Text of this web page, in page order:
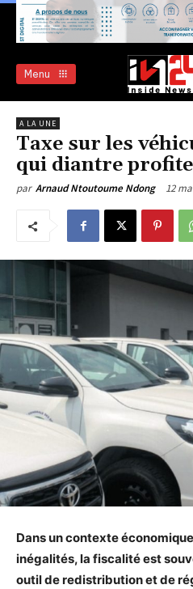
Menu
A LA UNE
Taxe sur les
qui diantre
par Arnaud Ntoutoume Ndong 12
Dans un contexte
inégalités, la fiscalité est
outil de redistribution et de